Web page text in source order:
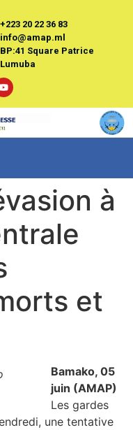
+223 20 22 36 83
info@amap.ml
BP:41 Square Patrice
Lumuba
à
et
Bamako, 05
juin (AMAP)
Les gardes
une tentative